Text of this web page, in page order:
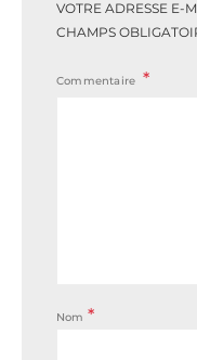
VOTRE ADRESSE E-
CHAMPS
Commentaire
Nom *